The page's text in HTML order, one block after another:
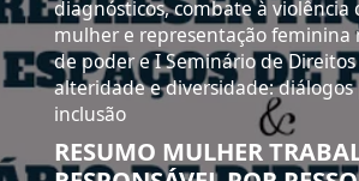
diagnósticos, combate à violência
mulher e representação feminina
de poder e I Seminário de
alteridade e diversidade: diálogos
inclusão
RESUMO MULHER